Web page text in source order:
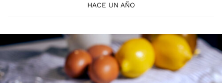
HACE UN AÑO